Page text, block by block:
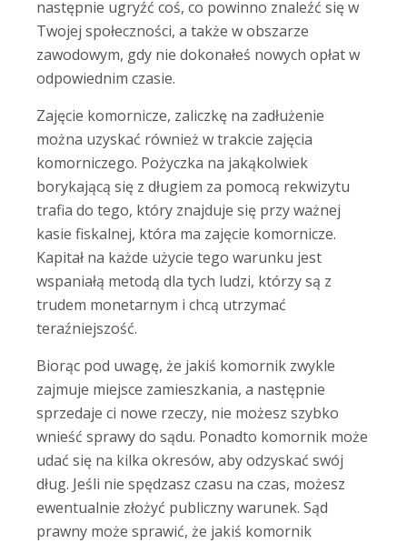
następnie ugryźć coś, co powinno znaleźć się w
Twojej społeczności, a także w obszarze
zawodowym, gdy nie dokonałeś nowych opłat w
odpowiednim czasie.
Zajęcie komornicze, zaliczkę na zadłużenie
można uzyskać również w trakcie zajęcia
komorniczego. Pożyczka na jakąkolwiek
borykającą się z długiem za pomocą rekwizytu
trafia do tego, który znajduje się przy ważnej
kasie fiskalnej, która ma zajęcie komornicze.
Kapitał na każde użycie tego warunku jest
wspaniałą metodą dla tych ludzi, którzy są z
trudem monetarnym i chcą utrzymać
teraźniejszość.
Biorąc pod uwagę, że jakiś komornik zwykle
zajmuje miejsce zamieszkania, a następnie
sprzedaje ci nowe rzeczy, nie możesz szybko
wnieść sprawy do sądu. Ponadto komornik może
udać się na kilka okresów, aby odzyskać swój
dług. Jeśli nie spędzasz czasu na czas, możesz
ewentualnie złożyć publiczny warunek. Sąd
prawny może sprawić, że jakiś komornik